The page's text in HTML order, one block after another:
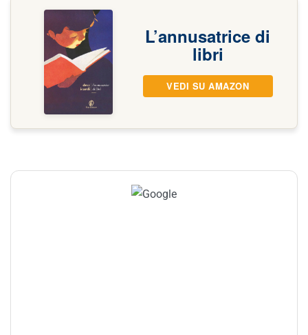
L’annusatrice di
libri
VEDI SU AMAZON